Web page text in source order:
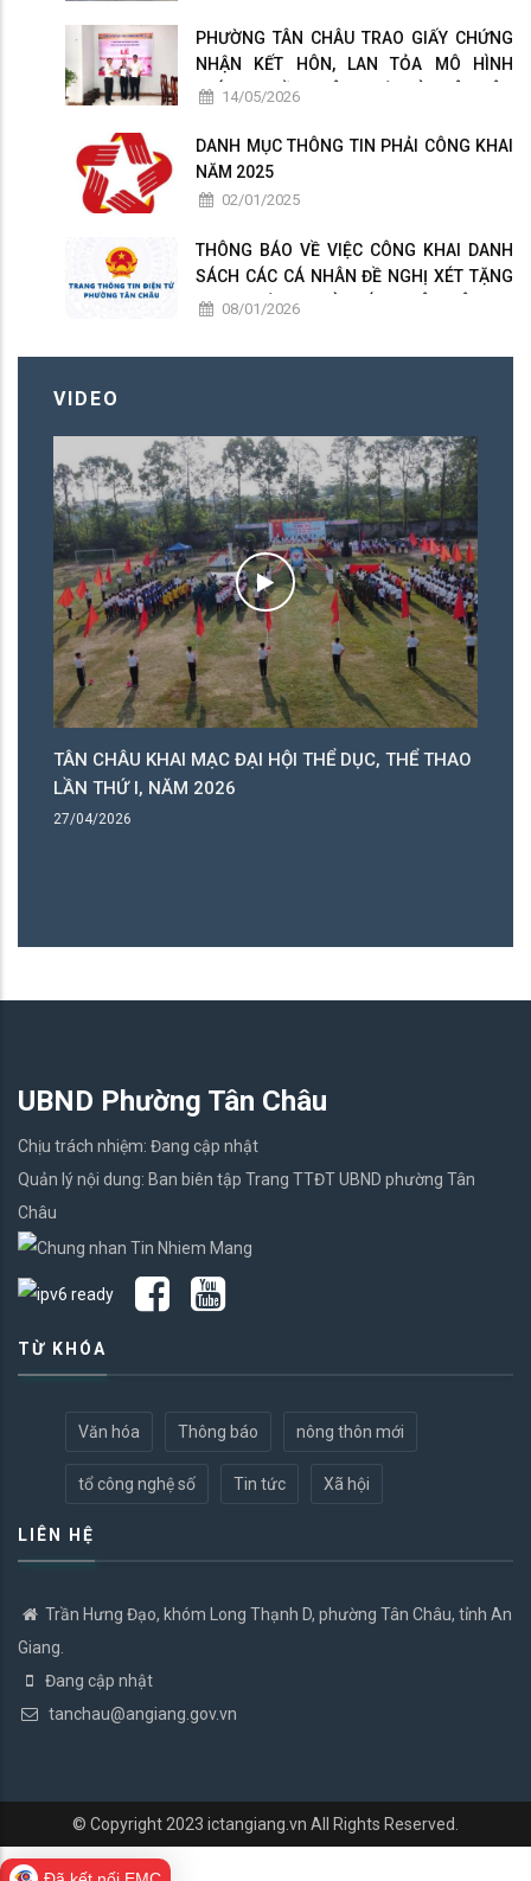
PHƯỜNG TÂN CHÂU TRAO GIẤY CHỨNG
NHẬN KẾT HÔN, LAN TỎA MÔ HÌNH
CHÍNH QUYỀN THÂN THIỆN VÌ NHÂN DÂN
14/05/2026
DANH MỤC THÔNG TIN PHẢI CÔNG KHAI
NĂM 2025
02/01/2025
THÔNG BÁO VỀ VIỆC CÔNG KHAI DANH
SÁCH CÁC CÁ NHÂN ĐỀ NGHỊ XÉT TẶNG
DANH HIỆU " NHÀ GIÁO NHÂN DÂN ", "
LẦN THỨ 17 NĂM 2026
08/01/2026
VIDEO
TÂN CHÂU KHAI MẠC ĐẠI HỘI THỂ DỤC, THỂ THAO
LẦN THỨ I, NĂM 2026
27/04/2026
UBND Phường Tân Châu
Chịu trách nhiệm: Đang cập nhật
Quản lý nội dung: Ban biên tập Trang TTĐT UBND phường Tân
Châu
TỪ KHÓA
Văn hóa Thông báo nông thôn mới
tổ công nghệ số Tin tức Xã hội
LIÊN HỆ
Trần Hưng Đạo, khóm Long Thạnh D, phường Tân Châu, tỉnh An
Giang.
Đang cập nhật
tanchau@angiang.gov.vn
© Copyright 2023 ictangiang.vn All Rights Reserved.